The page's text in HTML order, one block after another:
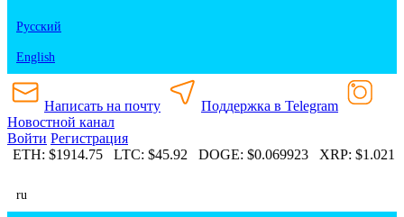
Русский
English
Написать на почту
Поддержка в Telegram
Новостной канал
Войти Регистрация
ETH:$1914.75 LTC:$45.92 DOGE:$0.069923 XRP:$1.021
ru